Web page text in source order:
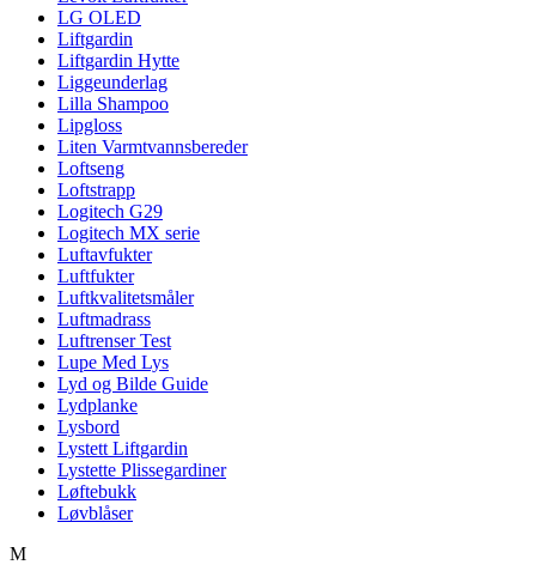
LG OLED
Liftgardin
Liftgardin Hytte
Liggeunderlag
Lilla Shampoo
Lipgloss
Liten Varmtvannsbereder
Loftseng
Loftstrapp
Logitech G29
Logitech MX serie
Luftavfukter
Luftfukter
Luftkvalitetsmåler
Luftmadrass
Luftrenser Test
Lupe Med Lys
Lyd og Bilde Guide
Lydplanke
Lysbord
Lystett Liftgardin
Lystette Plissegardiner
Løftebukk
Løvblåser
M